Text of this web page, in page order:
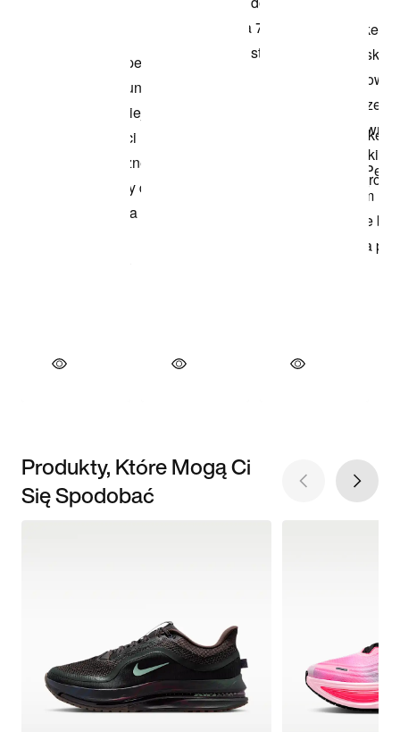
Produkty, Które Mogą Ci
Się Spodobać